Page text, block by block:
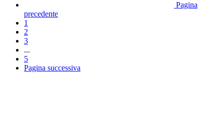
Pagina
precedente
1
2
3
...
5
Pagina successiva